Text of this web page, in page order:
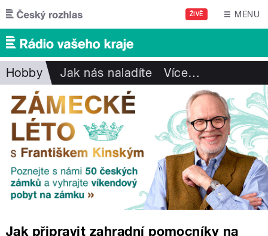
Přejít k hlavnímu obsahu
ŽIVĚ MENU
Hobby Jak nás naladíte Více…
Jak připravit zahradní pomocníky na